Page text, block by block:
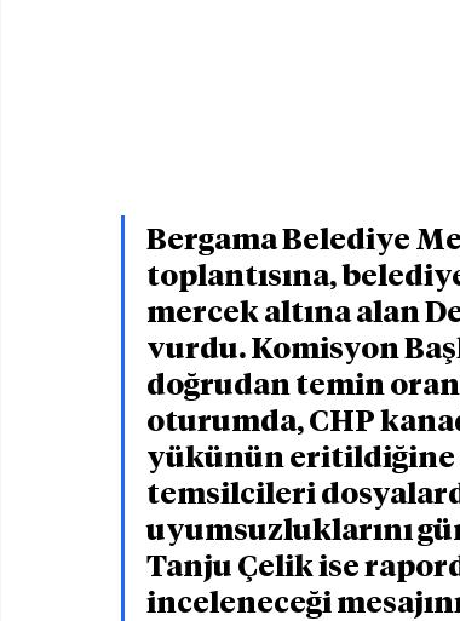
Bergama Belediye
toplantısına,
mercek altına alan
vurdu. Komisyon
doğrudan temin
oturumda, CHP
yükünün eritildiğine
temsilcileri
uyumsuzluklarını
Tanju Çelik ise
inceleneceği